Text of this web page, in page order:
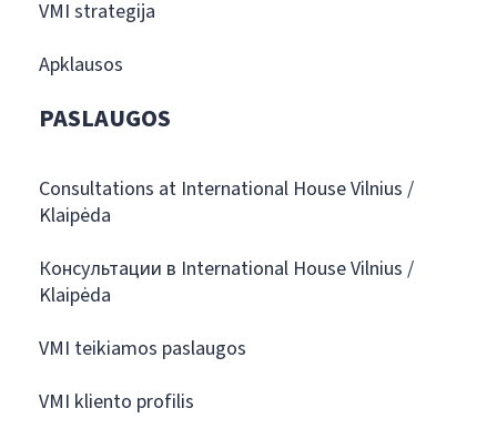
VMI strategija
Apklausos
PASLAUGOS
Consultations at International House Vilnius /
Klaipėda
Консультации в International House Vilnius /
Klaipėda
VMI teikiamos paslaugos
VMI kliento profilis